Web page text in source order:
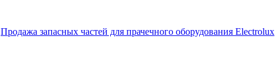
Продажа запасных частей для прачечного оборудования Electrolux